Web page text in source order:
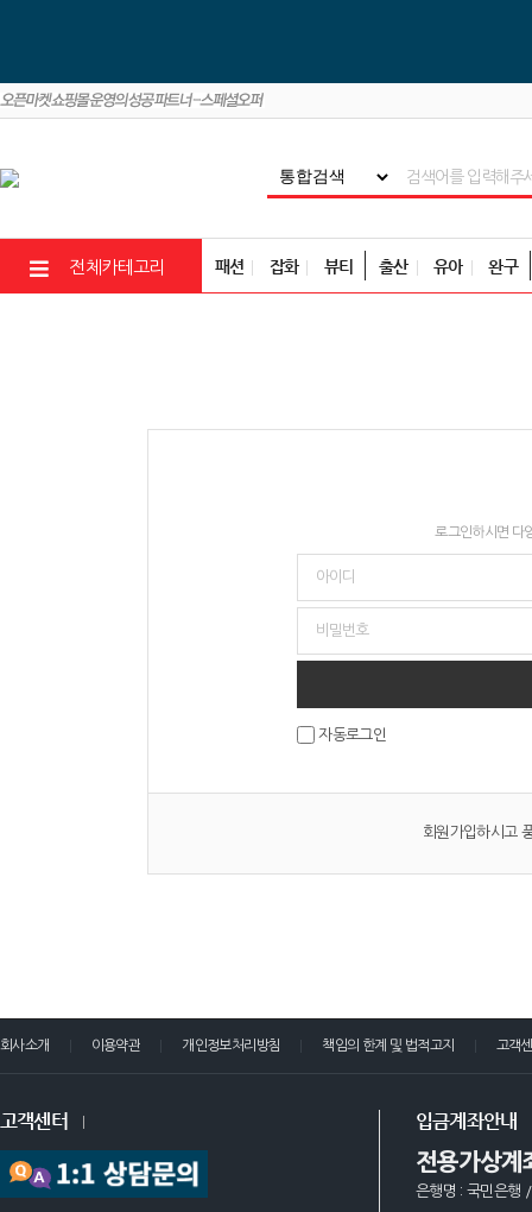
전체카테고리 패션 잡화 뷰티 출산 유아 완구
로그인하시면 다
자동로그인
회원가입하시고
회사소개 이용약관 개인정보처리방침 책임의 한계 및 법적고지 고객
고객센터 입금계좌안내
전용가상계
은행명 : 국민은행